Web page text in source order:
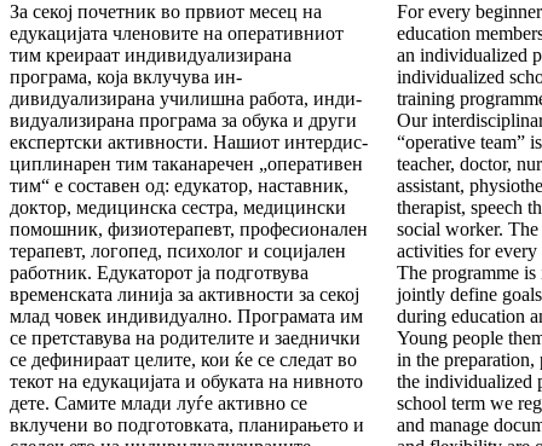
За секој почетник во првиот месец на
едука­ци­ја­та членовите на оперативниот
тим креираат ин­дивидуализирана
програма, која вклучува ин­
дивидуализирана училишна работа, инди­
ви­дуа­лизирана програма за обука и други
екс­перт­ски активности. Нашиот интердис­
цип­ли­на­рен тим таканаречен „оперативен
тим“ е соста­вен од: едукатор, наставник,
доктор, медицин­ска сестра, медицински
помошник, физиоте­ра­певт, професионален
терапевт, логопед, пси­хо­лог и социјален
работник. Едукаторот ја под­гот­вува
временската линија за активности за секој
млад човек индивидуално. Програмата им
се претставува на родителите и заеднички
се дефинираат целите, кои ќе се следат во
текот на едукацијата и обуката на нивното
дете. Самите млади луѓе активно се
вклучени во подго­тов­ка­та, планирањето и
For every
education
an individu­alized
individualized
training
Our
“operative team”
teacher, doctor,
assistant,
therapist, speech
social worker.
activities for
The programme is
jointly define
during edu­cation
Young people
in the
the individualized
school term we
and manage